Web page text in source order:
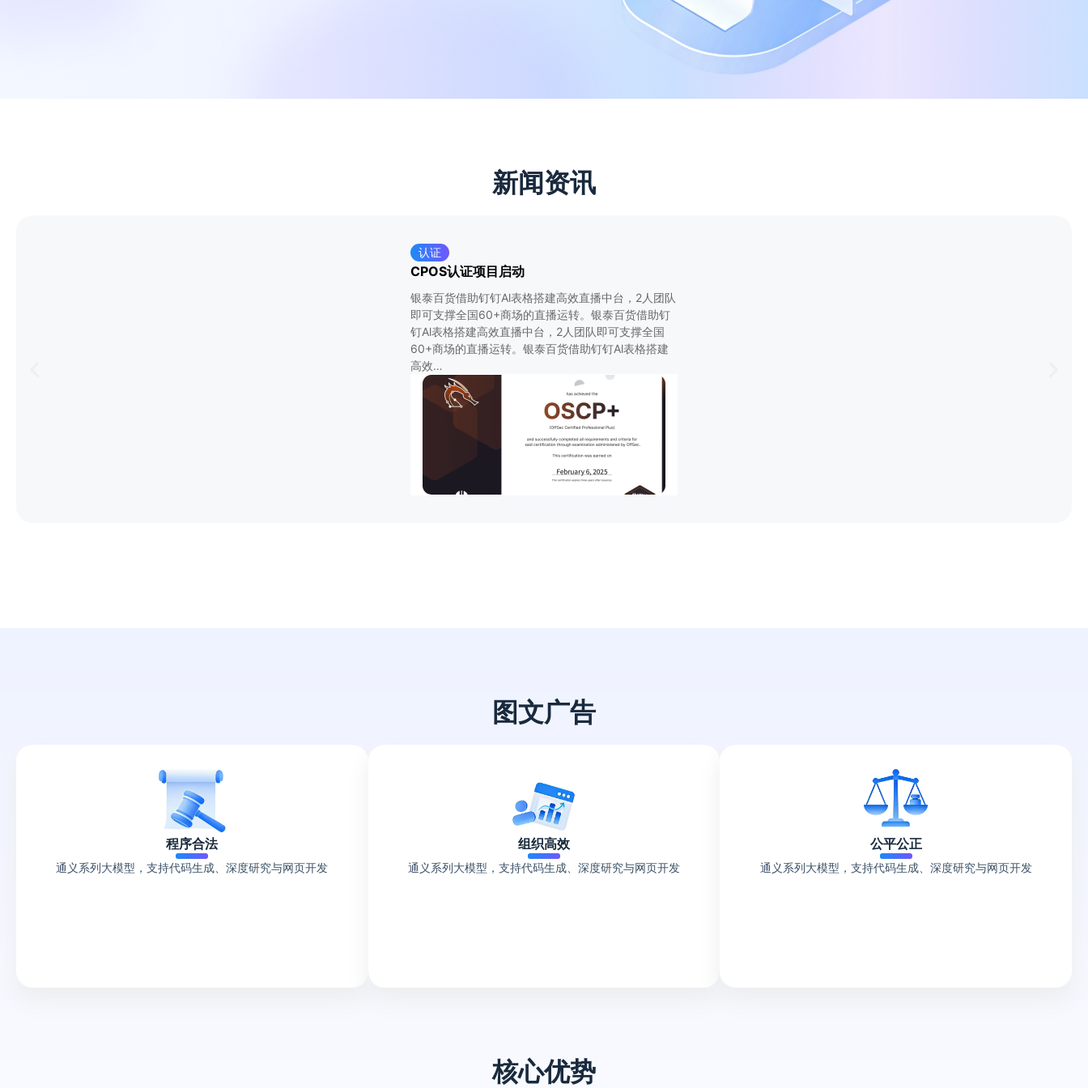
新闻资讯
认证
CPOS认证项目启动
银泰百货借助钉钉Al表格搭建高效直播中台，2人团队
即可支撑全国60+商场的直播运转。银泰百货借助钉
钉Al表格搭建高效直播中台，2人团队即可支撑全国
60+商场的直播运转。银泰百货借助钉钉Al表格搭建
高效…
图文广告
程序合法
通义系列大模型，支持代码生成、深度研究与网页开发
组织高效
通义系列大模型，支持代码生成、深度研究与网页开发
公平公正
通义系列大模型，支持代码生成、深度研究与网页开发
核心优势